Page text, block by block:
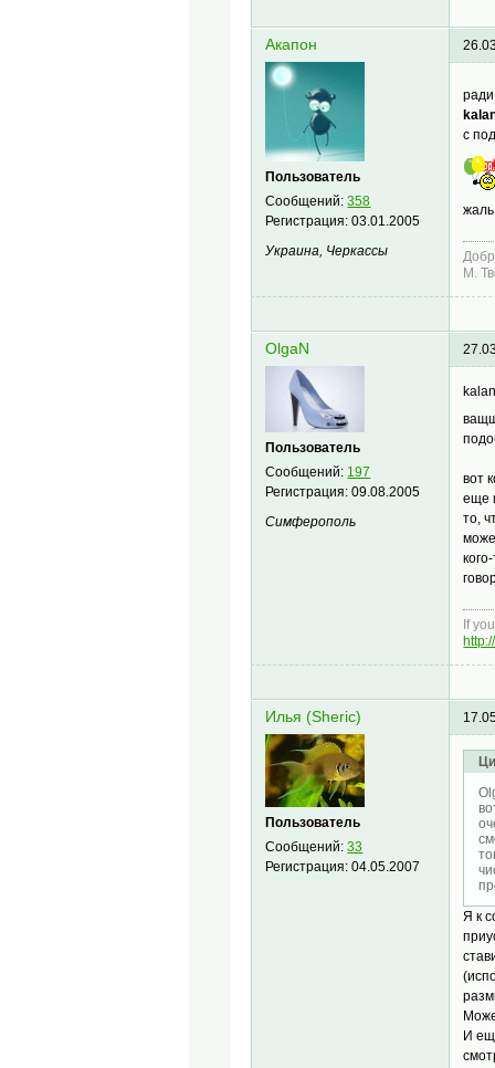
Акапон
Пользователь
Сообщений:358
Регистрация:03.01.2005
Украина, Черкассы
с
М.
OlgaN
Пользователь
Сообщений: 197
Регистрация:09.08.2005
Симферополь
вот
еще
то,
If
Илья (Sheric)
Пользователь
Сообщений:33
Регистрация:04.05.2007
Я к
И